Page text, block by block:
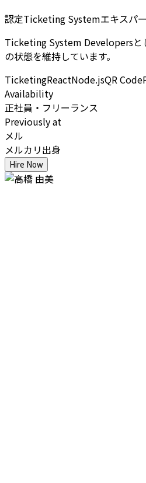
認定Ticketing Systemエキスパ
Ticketing System Developersと
の状態を維持しています。
TicketingReactNode.jsQR Code
Availability
正社員・フリーランス
Previously at
メル
メルカリ出身
Hire Now